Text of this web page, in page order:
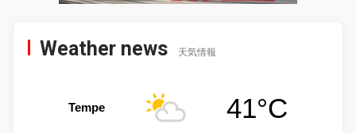
Weather news 天気情報
Tempe 41°C